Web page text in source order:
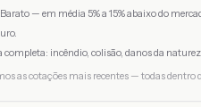
— em média 5% a 15% abaixo do
completa: incêndio, colisão, danos da
as cotações mais recentes — todas dentro